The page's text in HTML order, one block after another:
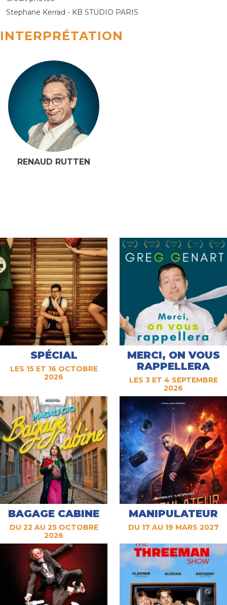
Stephane Kerrad - KB STUDIO PARIS
INTERPRÉTATION
RENAUD RUTTEN
SPÉCIAL
LES 15 ET 16 OCTOBRE
2026
MERCI, ON VOUS
RAPPELLERA
LES 3 ET 4 SEPTEMBRE
2026
BAGAGE CABINE
DU 22 AU 25 OCTOBRE
2026
MANIPULATEUR
DU 17 AU 19 MARS 2027